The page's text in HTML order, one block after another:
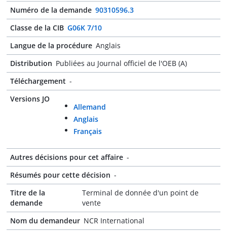
Numéro de la demande 90310596.3
Classe de la CIB G06K 7/10
Langue de la procédure Anglais
Distribution Publiées au Journal officiel de l'OEB (A)
Téléchargement -
Versions JO
Allemand
Anglais
Français
Autres décisions pour cet affaire -
Résumés pour cette décision -
Titre de la
demande
Terminal de donnée d'un point de
vente
Nom du demandeur NCR International